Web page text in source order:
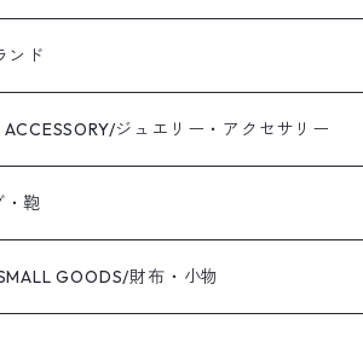
ンド
WAS
Publisher
ACCESSORY/ジュエリー・アクセサリー
指輪
ピアス
・鞄
布 GOODS/財布・小物